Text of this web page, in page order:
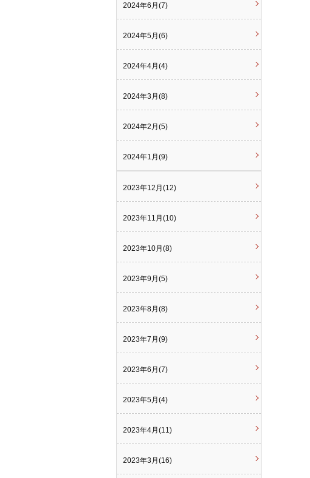
2024年6月(7)
2024年5月(6)
2024年4月(4)
2024年3月(8)
2024年2月(5)
2024年1月(9)
2023年12月(12)
2023年11月(10)
2023年10月(8)
2023年9月(5)
2023年8月(8)
2023年7月(9)
2023年6月(7)
2023年5月(4)
2023年4月(11)
2023年3月(16)